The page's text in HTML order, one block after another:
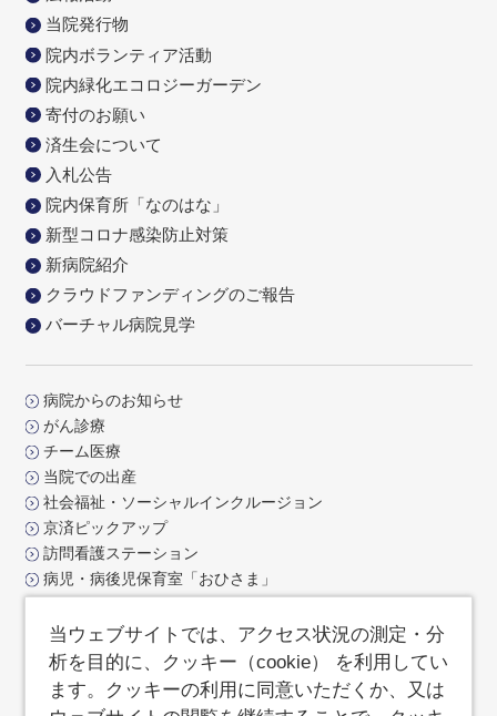
当院発行物
院内ボランティア活動
院内緑化エコロジーガーデン
寄付のお願い
済生会について
入札公告
院内保育所「なのはな」
新型コロナ感染防止対策
新病院紹介
クラウドファンディングのご報告
バーチャル病院見学
病院からのお知らせ
がん診療
チーム医療
当院での出産
社会福祉・ソーシャルインクルージョン
京済ピックアップ
訪問看護ステーション
病児・病後児保育室「おひさま」
お問合せ
よくあるご質問
サイトポリシー
サイトマップ
当ウェブサイトでは、アクセス状況の測定・分
析を目的に、クッキー（cookie） を利用してい
ます。クッキーの利用に同意いただくか、又は